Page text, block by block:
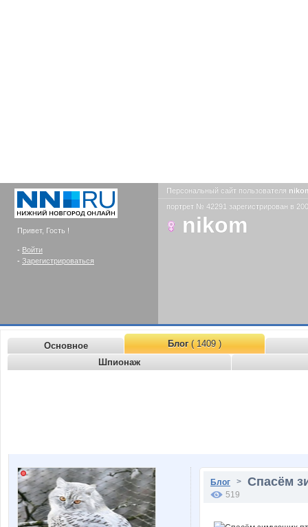
Привет, Гость !
- Войти
- Зарегистрироваться
Персональный сайт пользователя
портрет № 42291 зарегистрирован в
nikom
Основное Блог( 1409 )
Шпионаж
Блог > Спасём
519